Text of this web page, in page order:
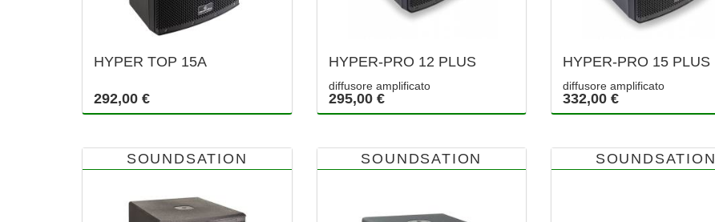
HYPER TOP 15A
292,00 €
HYPER-PRO 12 PLUS
diffusore amplificato
295,00 €
HYPER-PRO 15 PLUS
diffusore amplificato
332,00 €
SOUNDSATION SOUNDSATION SOUNDSATION